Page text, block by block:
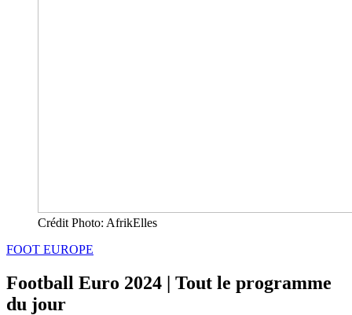
Crédit Photo: AfrikElles
FOOT EUROPE
Football Euro 2024 | Tout le programme
du jour